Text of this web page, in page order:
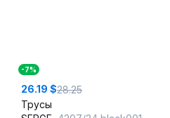
-7%
26.19 $28.25
Трусы